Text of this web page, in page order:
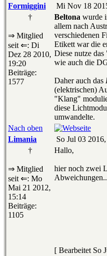
Formiggini
Mi Nov 18
†
⇒ Mitglied
seit ⇐: Di
Dez 28 2010,
19:20
Beiträge:
1577
Beltona wurde
allem nach
verschiedenen
Etikett war die
Diese nutze
wie auch die
Daher auch das
(elektrischen)
"Klang"
diese
umwandelte.
Nach oben
Limania
So Jul 03 2016,
†
⇒ Mitglied
seit ⇐: Mo
Mai 21 2012,
15:14
Beiträge:
1105
Hallo,
hier noch zwei
[ Bearbeitet So